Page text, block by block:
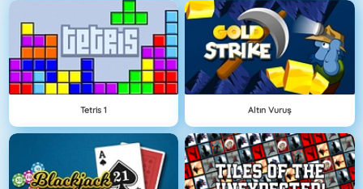
Tetris 1 Altın Vuruş